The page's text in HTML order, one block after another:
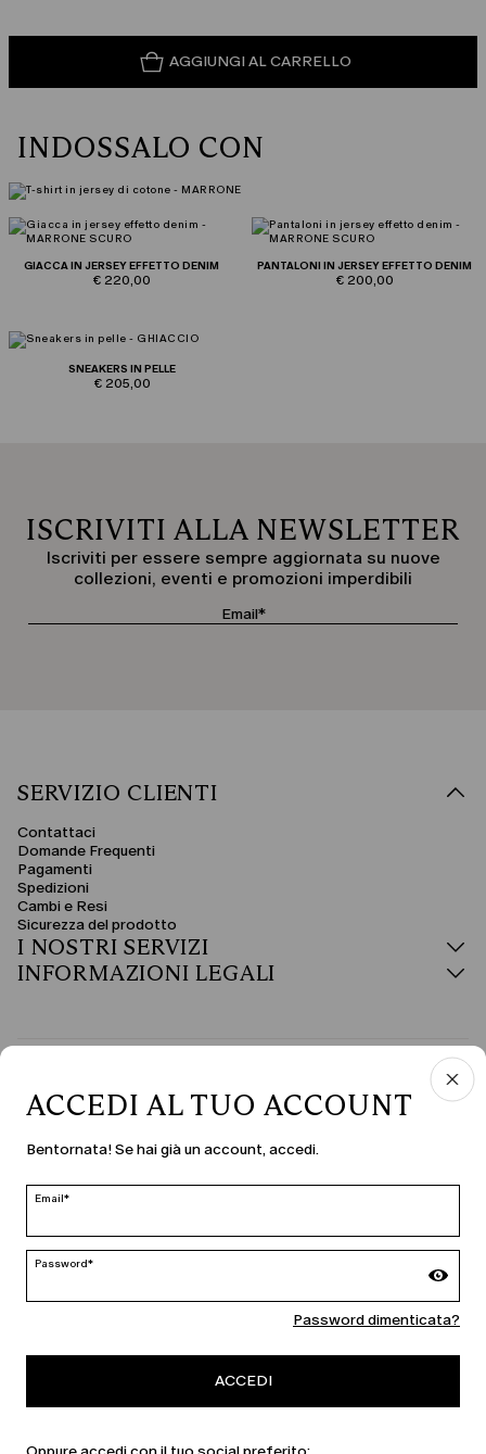
AGGIUNGI AL CARRELLO
INDOSSALO CON
GIACCA IN JERSEY EFFETTO DENIM
€ 220,00
PANTALONI IN JERSEY EFFETTO DENIM
€ 200,00
SNEAKERS IN PELLE
€ 205,00
ISCRIVITI ALLA NEWSLETTER
Iscriviti per essere sempre aggiornata su nuove
collezioni, eventi e promozioni imperdibili
SERVIZIO CLIENTI
Contattaci
Domande Frequenti
Pagamenti
Spedizioni
Cambi e Resi
Sicurezza del prodotto
I NOSTRI SERVIZI
INFORMAZIONI LEGALI
PAESE E LINGUA
modifica
MARINA RINALDI
PERSONA
ACCEDI AL TUO ACCOUNT
Bentornata! Se hai già un account, accedi.
Email*
Password*
Password dimenticata?
ACCEDI